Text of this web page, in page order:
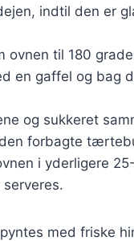
indtil den er
ovnen til 180
en gaffel og bag
og sukkeret
forbagte
i yderligere
med friske